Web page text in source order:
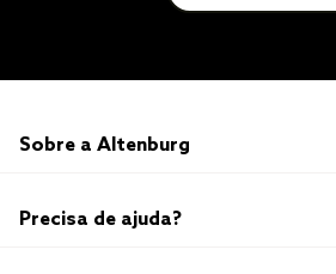
Sobre a Altenburg
Institucional
Precisa de ajuda?